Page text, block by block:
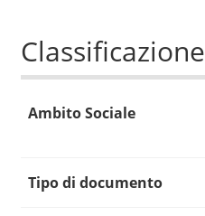
Classificazione
Ambito Sociale
Tipo di documento